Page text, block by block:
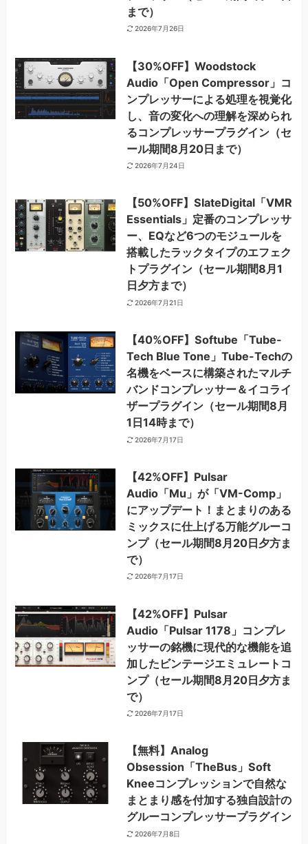
まで）
2026年7月26日
【30%OFF】Woodstock
Audio「Open Compressor」コ
ンプレッサーによる処理を視覚化
し、音の変化への理解を深められ
るコンプレッサープラグイン（セ
ール期間8月20日まで）
2026年7月24日
【50%OFF】SlateDigital「VMR
Essentials」定番のコンプレッサ
ー、EQなど6つのモジュールを
搭載したラックタイプのエフェク
トプラグイン（セール期間8月1
日夕方まで）
2026年7月21日
【40%OFF】Softube「Tube-
Tech Blue Tone」Tube-Techの
名機をベースに構築されたマルチ
バンドコンプレッサー＆イコライ
ザープラグイン（セール期間8月
1日14時まで）
2026年7月17日
【42%OFF】Pulsar
Audio「Mu」が「VM-Comp」
にアップデート！まとまりのある
ミックスに仕上げる万能グルーコ
ンプ（セール期間8月20日夕方ま
で）
2026年7月17日
【42%OFF】Pulsar
Audio「Pulsar 1178」コンプレ
ッサーの銘機に現代的な機能を追
加したビンテージエミュレートコ
ンプ（セール期間8月20日夕方ま
で）
2026年7月17日
【無料】Analog
Obsession「TheBus」Soft
Kneeコンプレッションで自然な
まとまり感を付加する独自設計の
グルーコンプレッサープラグイン
2026年7月8日